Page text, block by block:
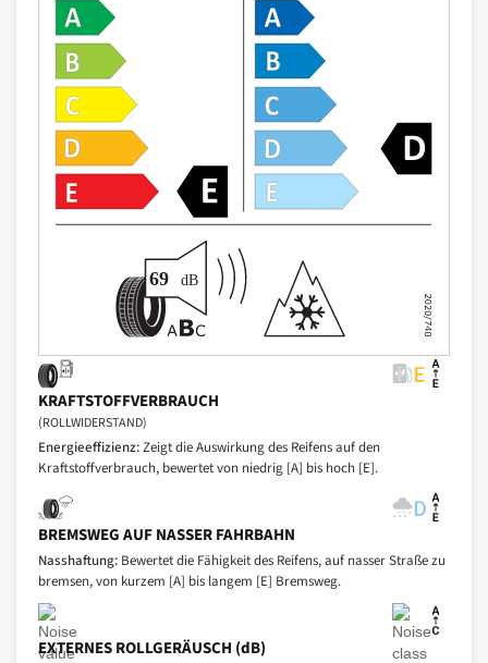
KRAFTSTOFFVERBRAUCH
(ROLLWIDERSTAND)
Energieeffizienz:Zeigt die Auswirkung des Reifens auf den
Kraftstoffverbrauch, bewertet von niedrig [A] bis hoch [E].
BREMSWEG AUF NASSER FAHRBAHN
Nasshaftung: Bewertet die Fähigkeit des Reifens, auf nasser Straße zu
bremsen, von kurzem [A] bis langem [E] Bremsweg.
EXTERNES ROLLGERÄUSCH (dB)